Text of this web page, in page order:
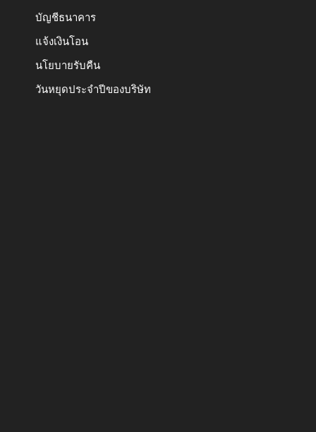
บัญชีธนาคาร
แจ้งเงินโอน
นโยบายรับคืน
วันหยุดประจำปีของบริษัท